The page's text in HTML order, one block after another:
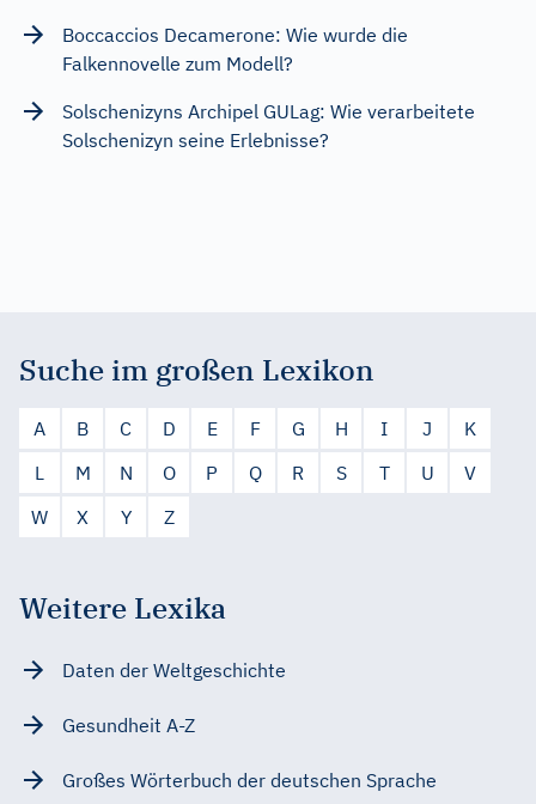
Boccaccios Decamerone: Wie wurde die
Falkennovelle zum Modell?
Solschenizyns Archipel GULag: Wie verarbeitete
Solschenizyn seine Erlebnisse?
Suche im großen Lexikon
A B C D E F G H I J
K
L
M N O P Q R S T U
V
W
X Y Z
Weitere Lexika
Daten der Weltgeschichte
Gesundheit A-Z
Großes Wörterbuch der deutschen Sprache